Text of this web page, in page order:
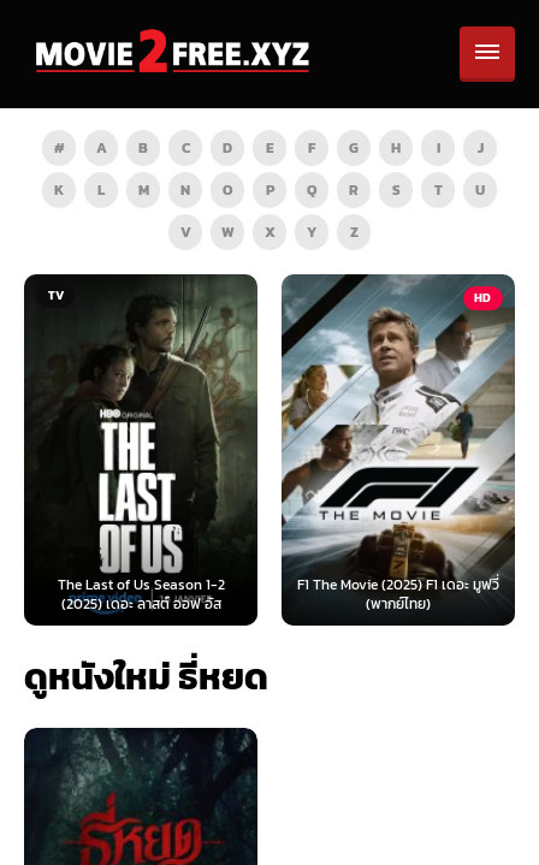
# A B C D E F G H I
J
K
L M N O P Q R S T
U
V
W X Y Z
Season 1-2
สต์ ออฟ อัส
HD
F1 The Movie (2025) F1 เดอะ มูฟวี่
(พากย์ไทย)
Furiosa: A Mad Max
ดูหนังใหม่ ธี่หยด